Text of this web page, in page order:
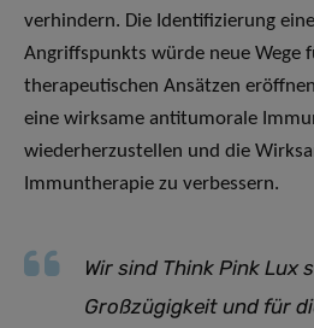
verhindern. Die Identifizierung
Angriffspunkts würde neue Wege
therapeutischen Ansätzen
eine wirksame antitumorale
wiederherzustellen und die
Immuntherapie zu verbessern.
Wir sind Think Pink Lux
Großzügigkeit und für